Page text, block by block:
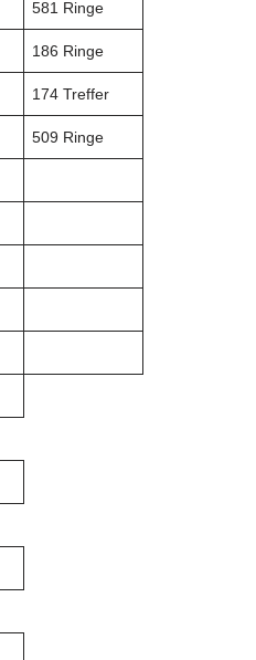
581 Ringe
186 Ringe
174 Treffer
509 Ringe